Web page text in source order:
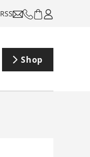
RSS
Shop